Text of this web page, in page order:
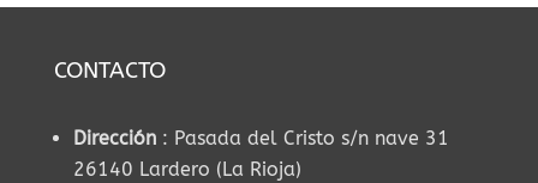
CONTACTO
Dirección : Pasada del Cristo s/n nave 31
26140 Lardero (La Rioja)